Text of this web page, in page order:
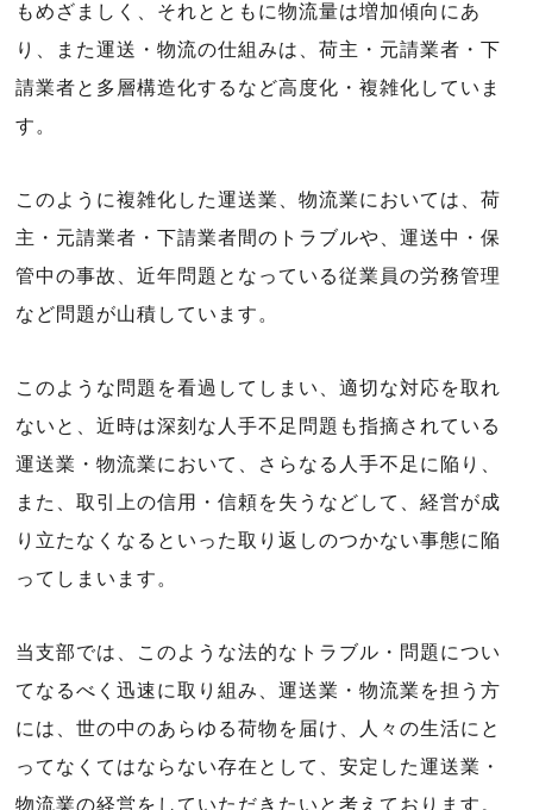
もめざましく、それとともに物流量は増加傾向にあ
り、また運送・物流の仕組みは、荷主・元請業者・下
請業者と多層構造化するなど高度化・複雑化していま
す。
このように複雑化した運送業、物流業においては、荷
主・元請業者・下請業者間のトラブルや、運送中・保
管中の事故、近年問題となっている従業員の労務管理
など問題が山積しています。
このような問題を看過してしまい、適切な対応を取れ
ないと、近時は深刻な人手不足問題も指摘されている
運送業・物流業において、さらなる人手不足に陥り、
また、取引上の信用・信頼を失うなどして、経営が成
り立たなくなるといった取り返しのつかない事態に陥
ってしまいます。
当支部では、このような法的なトラブル・問題につい
てなるべく迅速に取り組み、運送業・物流業を担う方
には、世の中のあらゆる荷物を届け、人々の生活にと
ってなくてはならない存在として、安定した運送業・
物流業の経営をしていただきたいと考えております。